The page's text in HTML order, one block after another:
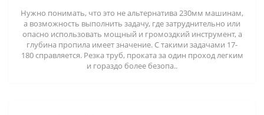
Нужно понимать, что это не альтернатива 230мм машинам,
а возможность выполнить задачу, где затруднительно или
опасно использовать мощный и громоздкий инструмент, а
глубина пропила имеет значение. С такими задачами 17-
180 справляется. Резка труб, проката за один проход легким
и гораздо более безопа..